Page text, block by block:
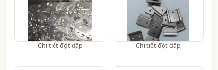
Chi tiết đột dập Chi tiết đột dập